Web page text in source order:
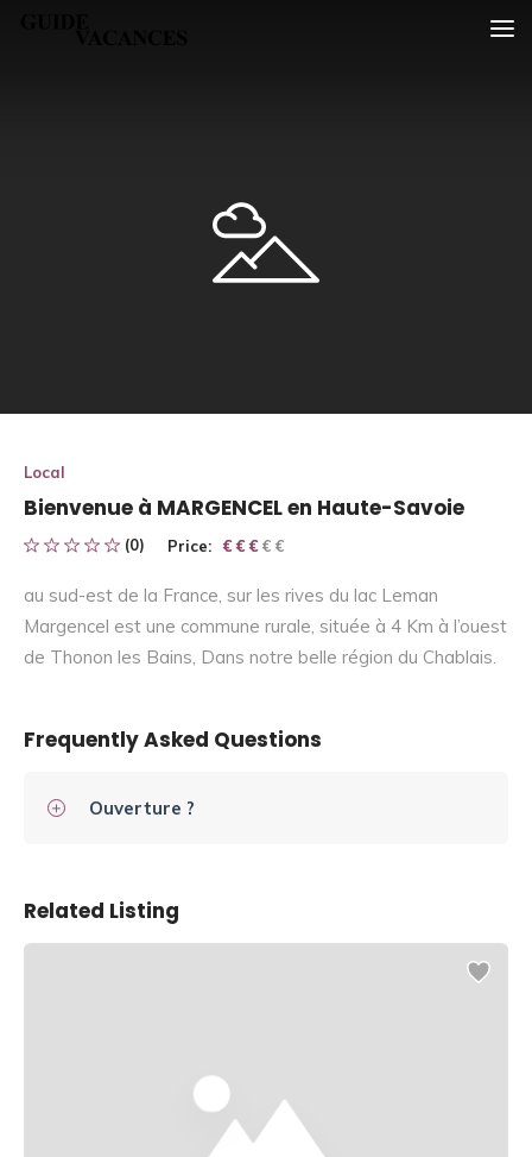
Local
Bienvenue à MARGENCEL en Haute-Savoie
(0) Price: € € € € €
€ € €
au sud-est de la France, sur les rives du lac Leman
Margencel est une commune rurale, située à 4 Km à l’ouest
de Thonon les Bains, Dans notre belle région du Chablais.
Frequently Asked Questions
Ouverture ?
Related Listing